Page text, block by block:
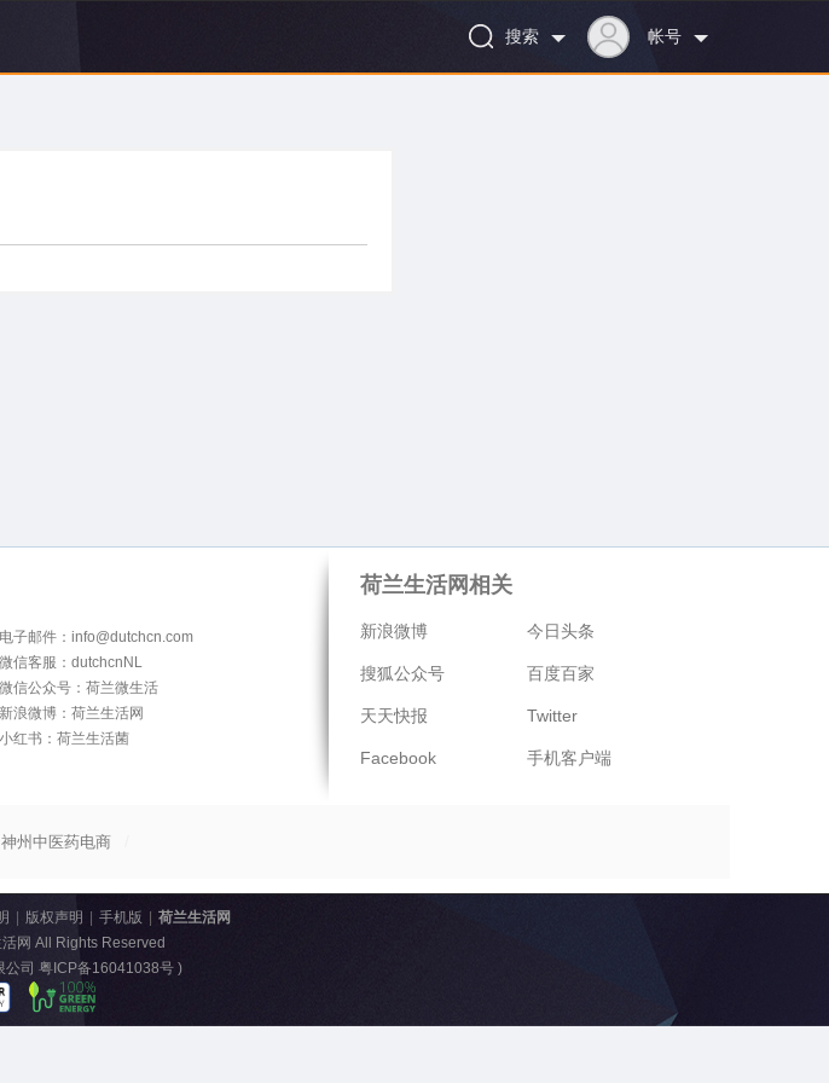
帐号
搜索
电子邮件：info@dutchcn.com
微信客服：dutchcnNL
微信公众号：荷兰微生活
新浪微博：荷兰生活网
小红书：荷兰生活菌
荷兰生活网相关
新浪微博 今日头条
搜狐公众号 百度百家
天天快报 Twitter
Facebook 手机客户端
神州中医药电商
版权声明 手机版
荷兰生活网
网 All Rights Reserved
公司 粤ICP备16041038号)